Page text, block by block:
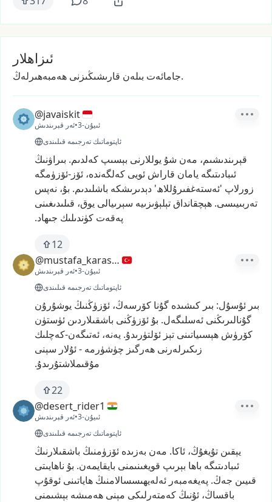
ئىزاھلار
جامائەت بىلەن قارىشىڭىزنى ھەمبەھىرلەڭ.
@javaiskit
ئەر قېرىندىش•
3-ئىيۇن
ئاپتوماتىك تەرجىمە قىلىندى
قېرىندىشىم، مەن شۇ يوللارنى بېسىپ كەلدىم. بىراۋنىڭ
ئىبادىتىگە يامان قاراش ئويى كەلگەندە، ئۆز-ئۆزۈمگە
زورلاپ 'ئەستەغفىرۇللاھ' دېدىرىشكە باشلىدىم. بۇ، نەپس
تەربىيىسى. ھېچقانداقتېلېۋىزىيە سېرىيالى يوق، قىلىدىغىنى
پەقەت كۈندىلىك جىھاد.
12
@mustafa_karasu_77
ئەر قېرىندىش•
3-ئىيۇن
ئاپتوماتىك تەرجىمە قىلىندى
بىر ئۇسۇل: بىر كىشىدە گۇنا كۆرسەڭ، ئۆزۈڭنىڭ يوشۇرۇن
گۇنالىرىڭنى ئەسلىگەل. بۇ ئۆزۈڭنى باشقىلاردىن ئۈستۈن
كۆرۈش ھېسىياتىنى تېز ئۆلتۈرىدۇ. يەنە، ئەتىگەن-كەچلىك
زىكىرلەرنى ھەرگىز چۈشۈرمە -ئۇلار سېنى
مۇقىملاشتۇرىدۇ.
22
@desert_rider1
ئەر قېرىندىش•
3-ئىيۇن
ئاپتوماتىك تەرجىمە قىلىندى
يېقىن تۇيغۇڭ، ئاكا. مەن بەزىدە ئۆزۈمنىڭ باشقىلارنىڭ
ئىبادىتىگە باھا بېرىپ قويغىنىمنى بايقايمەن. بۇ ناھايىتى
قىيىن جەڭ. پەيغەمبەر ئەلەيھىسسالامنىڭ ھاياتىنى ئوقۇپ
باقساڭ، ئۇنىڭ كەمتەرلىكى مېنى ھەمىشە بېشىمنى